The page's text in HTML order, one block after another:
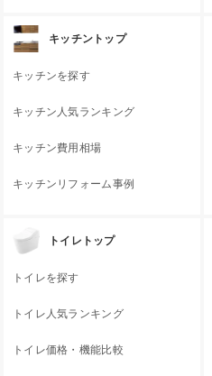
キッチントップ
キッチンを探す
キッチン人気ランキング
キッチン費用相場
キッチンリフォーム事例
トイレトップ
トイレを探す
トイレ人気ランキング
トイレ価格・機能比較